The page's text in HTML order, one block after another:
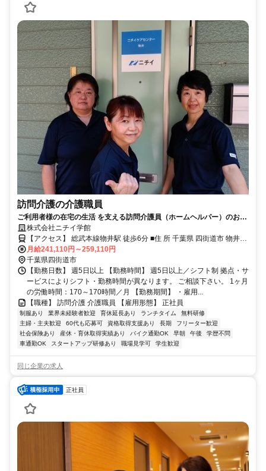
訪問介護の介護職員
ご利用者様の在宅の生活 を支える訪問介護員（ホームヘルパー）のお仕
事です。
株式会社ニチイ学館
【アクセス】 総武本線物井駅 徒歩6分 ■住 所 千葉県 四街道市 物井
941番4 ■アクセス 総武本線物井駅 徒歩6分
月給241,110円～259,110円
千葉県四街道市
【勤務日数】 週5日以上 【勤務時間】 週5日以上／シフト制 拠点・サ
ービスによりシフト・勤務時間が異なります。 ご相談下さい。 1ヶ月
の労働時間：170～170時間／月 【勤務期間】 ・雇用...
【職種】 訪問介護 介護職員 【雇用形態】 正社員
制服あり 業界未経験者歓迎 育休延長あり ランチタイム
無料研修
主婦・主夫歓迎
60代も応募可 資格取得支援あり 長期
フリーター歓迎
社会保険あり
産休・育休取得実績あり バイク通勤OK 早朝 午後
学歴不問
車通勤OK
スタートアップ研修あり 職場見学可 学生歓迎
同じ企業の求人
正社員